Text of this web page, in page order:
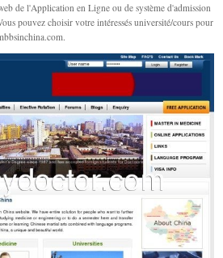
de l'Application en Ligne ou de système d'admission
pouvez choisir votre intéressés université/cours pour